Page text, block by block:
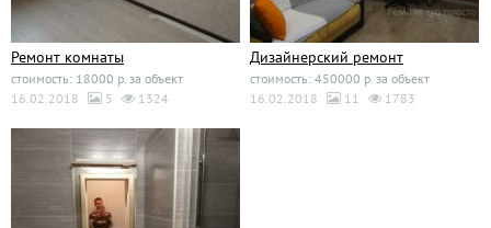
Ремонт комнаты
стоимость: 18000 р. за объект
16.02.2018
5 1324
Дизайнерский ремонт
стоимость: 450000 р. за объект
16.02.2018
11 1783